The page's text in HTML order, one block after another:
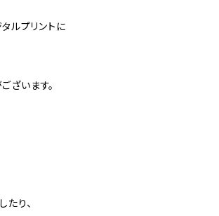
ルプリントに
ざいます。
り、